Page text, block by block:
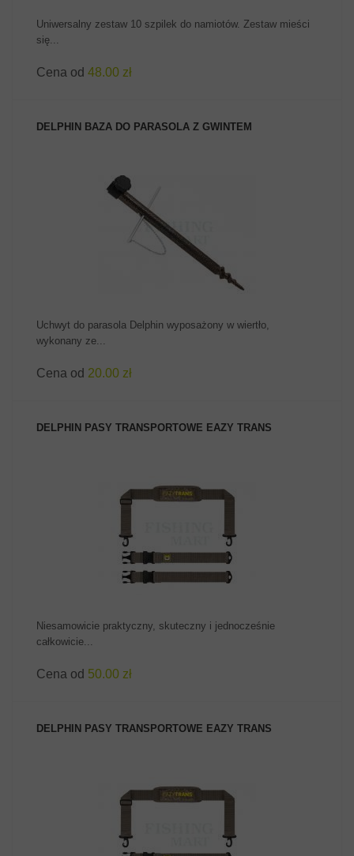
Uniwersalny zestaw 10 szpilek do namiotów. Zestaw mieści
się...
Cena od 48.00 zł
DELPHIN BAZA DO PARASOLA Z GWINTEM
ZOBACZ PRODUKT
Uchwyt do parasola Delphin wyposażony w wiertło,
wykonany ze...
Cena od 20.00 zł
DELPHIN PASY TRANSPORTOWE EAZY TRANS
Niesamowicie praktyczny, skuteczny i jednocześnie
całkowicie...
Cena od 50.00 zł
DELPHIN PASY TRANSPORTOWE EAZY TRANS